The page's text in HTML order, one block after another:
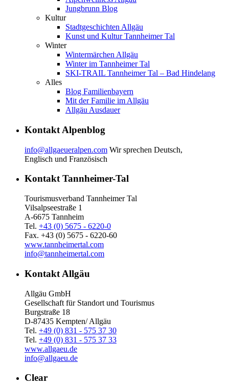
Jungbrunn Blog
Kultur
Stadtgeschichten Allgäu
Kunst und Kultur Tannheimer Tal
Winter
Wintermärchen Allgäu
Winter im Tannheimer Tal
SKI-TRAIL Tannheimer Tal – Bad Hindelang
Alles
Blog Familienbayern
Mit der Familie im Allgäu
Allgäu Ausdauer
Kontakt Alpenblog
info@allgaeueralpen.com Wir sprechen Deutsch,
Englisch und Französisch
Kontakt Tannheimer-Tal
Tourismusverband Tannheimer Tal
Vilsalpseestraße 1
A-6675 Tannheim
Tel. +43 (0) 5675 - 6220-0
Fax. +43 (0) 5675 - 6220-60
www.tannheimertal.com
info@tannheimertal.com
Kontakt Allgäu
Allgäu GmbH
Gesellschaft für Standort und Tourismus
Burgstraße 18
D-87435 Kempten/ Allgäu
Tel. +49 (0) 831 - 575 37 30
Tel. +49 (0) 831 - 575 37 33
www.allgaeu.de
info@allgaeu.de
Clear